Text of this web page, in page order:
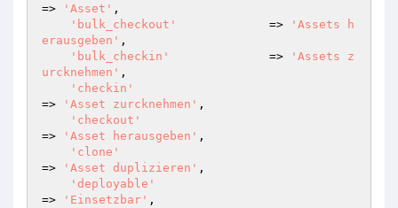
=>
'Asset' ,
'bulk_checkout'
             =>
'Assets h
erausgeben' ,
'bulk_checkin'
              =>
'Assets z
urcknehmen' ,
'checkin'
=>
'Asset zurcknehmen' ,
'checkout'
=>
'Asset herausgeben' ,
'clone'
=>
'Asset duplizieren' ,
'deployable'
=>
'Einsetzbar' ,